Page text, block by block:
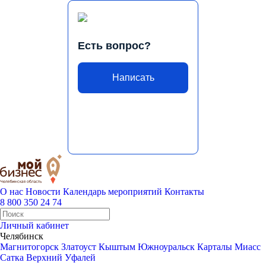
Есть вопрос?
Написать
О нас Новости Календарь мероприятий Контакты
8 800 350 24 74
Личный кабинет
Челябинск
Магнитогорск Златоуст Кыштым Южноуральск Карталы Миасс
Сатка Верхний Уфалей